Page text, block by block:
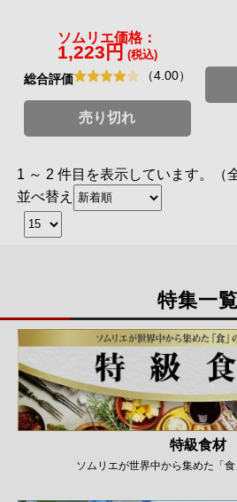
ソムリエ価格：
1,223円 (税込)
総合評価 （4.00）
売り切れ
1 ～ 2 件目を表示しています。（
並べ替え
特集一覧
特級食材
ソムリエが世界中から集めた「